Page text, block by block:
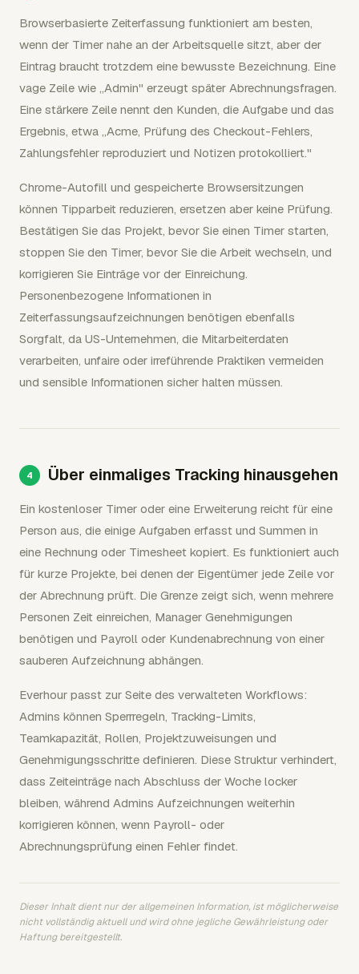
Browserbasierte Zeiterfassung funktioniert am besten,
wenn der Timer nahe an der Arbeitsquelle sitzt, aber der
Eintrag braucht trotzdem eine bewusste Bezeichnung. Eine
vage Zeile wie „Admin" erzeugt später Abrechnungsfragen.
Eine stärkere Zeile nennt den Kunden, die Aufgabe und das
Ergebnis, etwa „Acme, Prüfung des Checkout-Fehlers,
Zahlungsfehler reproduziert und Notizen protokolliert."
Chrome-Autofill und gespeicherte Browsersitzungen
können Tipparbeit reduzieren, ersetzen aber keine Prüfung.
Bestätigen Sie das Projekt, bevor Sie einen Timer starten,
stoppen Sie den Timer, bevor Sie die Arbeit wechseln, und
korrigieren Sie Einträge vor der Einreichung.
Personenbezogene Informationen in
Zeiterfassungsaufzeichnungen benötigen ebenfalls
Sorgfalt, da US-Unternehmen, die Mitarbeiterdaten
verarbeiten, unfaire oder irreführende Praktiken vermeiden
und sensible Informationen sicher halten müssen.
Über einmaliges Tracking hinausgehen
Ein kostenloser Timer oder eine Erweiterung reicht für eine
Person aus, die einige Aufgaben erfasst und Summen in
eine Rechnung oder Timesheet kopiert. Es funktioniert auch
für kurze Projekte, bei denen der Eigentümer jede Zeile vor
der Abrechnung prüft. Die Grenze zeigt sich, wenn mehrere
Personen Zeit einreichen, Manager Genehmigungen
benötigen und Payroll oder Kundenabrechnung von einer
sauberen Aufzeichnung abhängen.
Everhour passt zur Seite des verwalteten Workflows:
Admins können Sperrregeln, Tracking-Limits,
Teamkapazität, Rollen, Projektzuweisungen und
Genehmigungsschritte definieren. Diese Struktur verhindert,
dass Zeiteinträge nach Abschluss der Woche locker
bleiben, während Admins Aufzeichnungen weiterhin
korrigieren können, wenn Payroll- oder
Abrechnungsprüfung einen Fehler findet.
Dieser Inhalt dient nur der allgemeinen Information, ist möglicherweise
nicht vollständig aktuell und wird ohne jegliche Gewährleistung oder
Haftung bereitgestellt.